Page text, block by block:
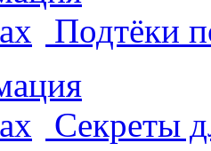
Подтёки
Секреты